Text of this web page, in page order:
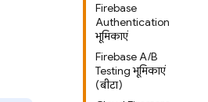
Firebase
Authentication
भूमिकाएं
Firebase A/B
Testing भूमिकाएं
(बीटा)